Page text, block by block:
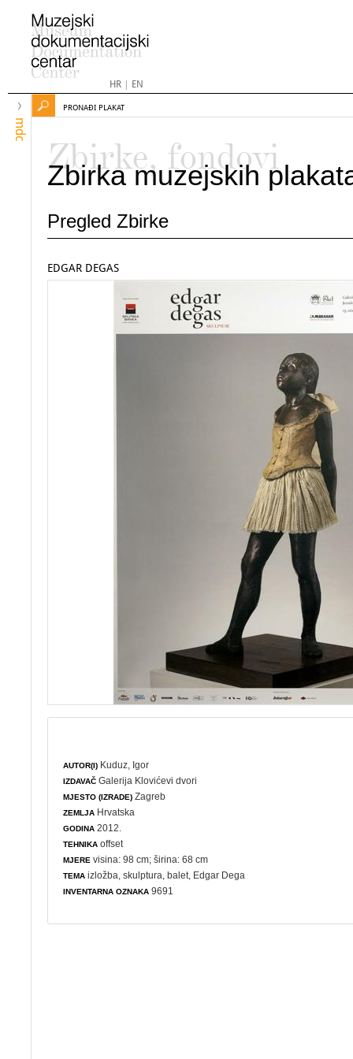
HR| EN
mdc
PRONAĐI PLAKAT
Zbirke, fondovi
Zbirka muzejskih
Pregled Zbirke
EDGAR DEGAS
AUTOR(I) Kuduz, Igor
IZDAVAČ Galerija Klovićevi dvori
MJESTO (IZRADE) Zagreb
ZEMLJA Hrvatska
GODINA 2012.
TEHNIKA offset
MJERE visina: 98 cm; širina: 68 cm
TEMA izložba ,skulptura ,balet , Edgar Dega
INVENTARNA OZNAKA 9691